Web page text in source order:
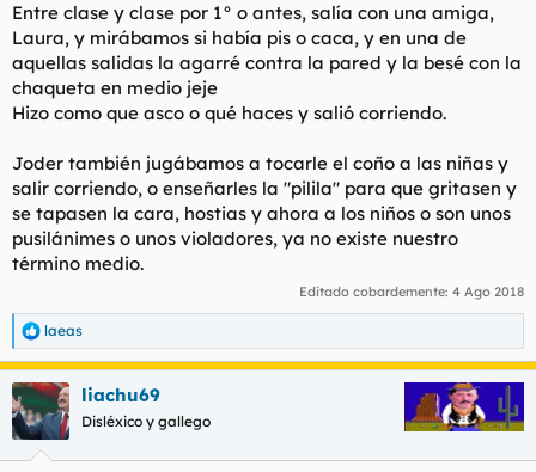
Entre clase y clase por 1° o antes, salía con una amiga,
Laura, y mirábamos si había pis o caca, y en una de
aquellas salidas la agarré contra la pared y la besé con la
chaqueta en medio jeje
Hizo como que asco o qué haces y salió corriendo.
Joder también jugábamos a tocarle el coño a las niñas y
salir corriendo, o enseñarles la "pilila" para que gritasen y
se tapasen la cara, hostias y ahora a los niños o son unos
pusilánimes o unos violadores, ya no existe nuestro
término medio.
Editado cobardemente: 4 Ago 2018
R
e
a
c
c
laeas
liachu69
Disléxico y gallego